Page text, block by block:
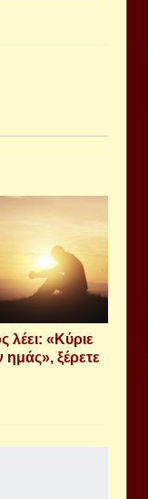
«Κύριε
ημάς», ξέρετε